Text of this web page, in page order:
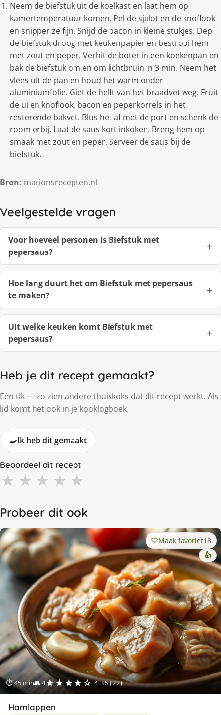
Neem de biefstuk uit de koelkast en laat hem op
kamertemperatuur komen. Pel de sjalot en de knoflook
en snipper ze fijn. Snijd de bacon in kleine stukjes. Dep
de biefstuk droog met keukenpapier en bestrooi hem
met zout en peper. Verhit de boter in een koekenpan en
bak de biefstuk om en om lichtbruin in 3 min. Neem het
vlees uit de pan en houd het warm onder
aluminiumfolie. Giet de helft van het braadvet weg. Fruit
de ui en knoflook, bacon en peperkorrels in het
resterende bakvet. Blus het af met de port en schenk de
room erbij. Laat de saus kort inkoken. Breng hem op
smaak met zout en peper. Serveer de saus bij de
biefstuk.
Bron: marionsrecepten.nl
Veelgestelde vragen
Voor hoeveel personen is Biefstuk met
pepersaus?
Hoe lang duurt het om Biefstuk met pepersaus
te maken?
Uit welke keuken komt Biefstuk met
pepersaus?
Heb je dit recept gemaakt?
Eén tik — zo zien andere thuiskoks dat dit recept werkt. Als
lid komt het ook in je kooklogboek.
🍳Ik heb dit gemaakt
Beoordeel dit recept
★ ★ ★ ★ ★
Probeer dit ook
⏱ 45 min👥 4★★★★☆ 4.36 (22)
Maak favoriet18
👍
Hamlappen